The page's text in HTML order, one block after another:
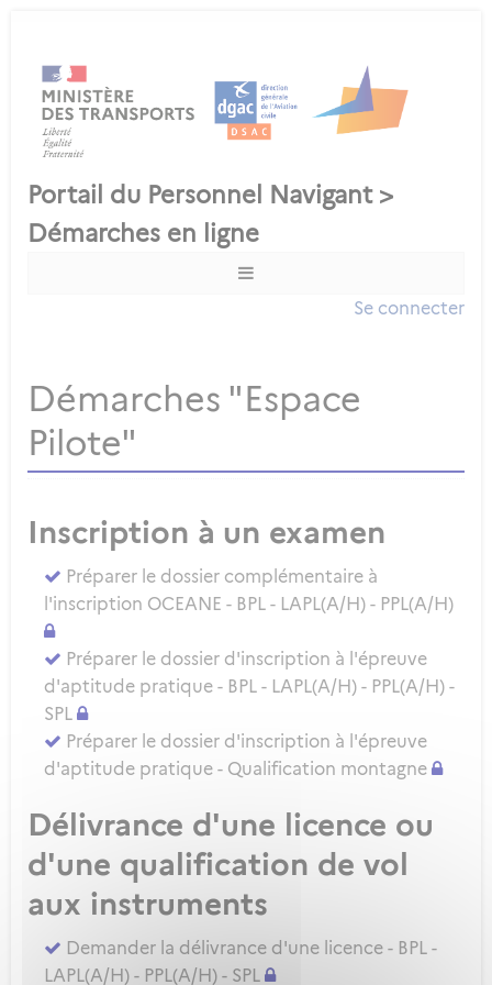
Se connecter
Démarches "Espace
Pilote"
Inscription à un examen
Préparer le dossier complémentaire à
l'inscription OCEANE - BPL - LAPL(A/H) - PPL(A/H)
Préparer le dossier d'inscription à l'épreuve
d'aptitude pratique - BPL - LAPL(A/H) - PPL(A/H) -
SPL
Préparer le dossier d'inscription à l'épreuve
d'aptitude pratique - Qualification montagne
Délivrance d'une licence ou
d'une qualification de vol
aux instruments
Demander la délivrance d'une licence - BPL -
LAPL(A/H) - PPL(A/H) - SPL